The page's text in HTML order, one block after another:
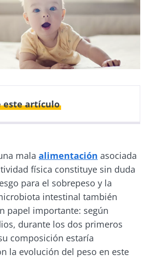
este artículo
31 Mayo 2024
mala alimentación asociada
física constituye sin duda
para el sobrepeso y la
intestinal también
papel importante: según
durante los dos primeros
composición estaría
la evolución del peso en este